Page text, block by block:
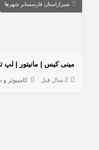
شیراز استان فارسسایر شهرها
مینی کیس | مانیتور | لپ
2 سال قبل کامپیوتر و